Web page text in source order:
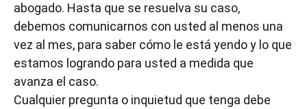
abogado. Hasta que se resuelva su caso,
debemos comunicarnos con usted al menos una
vez al mes, para saber cómo le está yendo y lo que
estamos logrando para usted a medida que
avanza el caso.
Cualquier pregunta o inquietud que tenga debe